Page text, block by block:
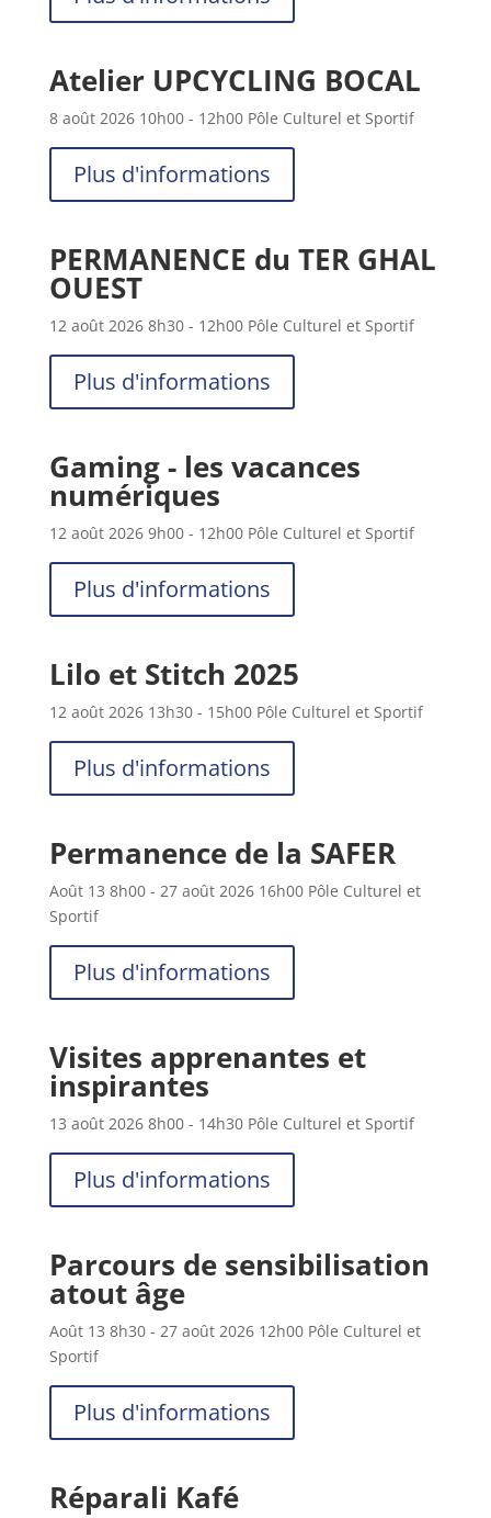
Atelier UPCYCLING BOCAL
8 août 202610h00- 12h00Pôle Culturel et Sportif
Plus d'informations
PERMANENCE du TER GHAL
OUEST
12 août 20268h30- 12h00Pôle Culturel et Sportif
Plus d'informations
Gaming - les vacances
numériques
12 août 20269h00- 12h00Pôle Culturel et Sportif
Plus d'informations
Lilo et Stitch 2025
12 août 202613h30- 15h00Pôle Culturel et Sportif
Plus d'informations
Permanence de la SAFER
Août 13 8h00- 27 août 202616h00Pôle Culturel et
Sportif
Plus d'informations
Visites apprenantes et
inspirantes
13 août 20268h00- 14h30Pôle Culturel et Sportif
Plus d'informations
Parcours de sensibilisation
atout âge
Août 13 8h30- 27 août 202612h00Pôle Culturel et
Sportif
Plus d'informations
Réparali Kafé